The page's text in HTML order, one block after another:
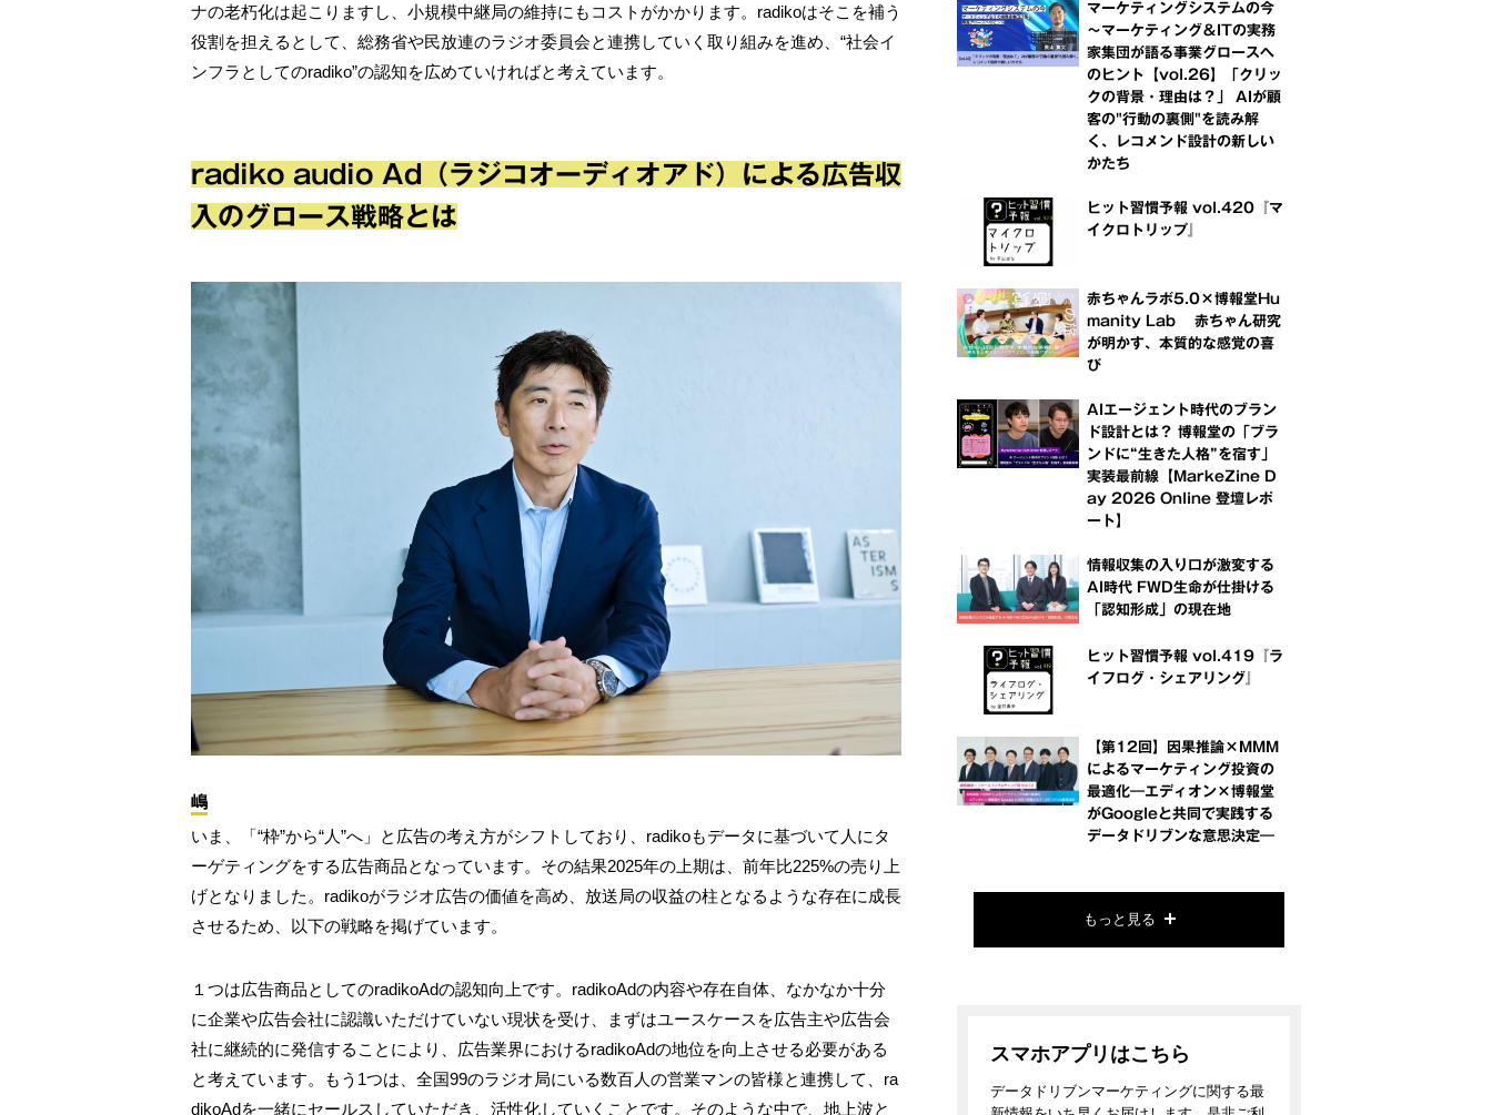
ナの老朽化は起こりますし、小規模中継局の維持にもコストがかかります。radikoはそこを補う
役割を担えるとして、総務省や民放連のラジオ委員会と連携していく取り組みを進め、“社会イ
ンフラとしてのradiko”の認知を広めていければと考えています。
radiko audio Ad（ラジコオーディオアド）による広告収
入のグロース戦略とは
嶋
いま、「“枠”から“人”へ」と広告の考え方がシフトしており、radikoもデータに基づいて人にタ
ーゲティングをする広告商品となっています。その結果2025年の上期は、前年比225%の売り上
げとなりました。radikoがラジオ広告の価値を高め、放送局の収益の柱となるような存在に成長
させるため、以下の戦略を掲げています。
１つは広告商品としてのradikoAdの認知向上です。radikoAdの内容や存在自体、なかなか十分
に企業や広告会社に認識いただけていない現状を受け、まずはユースケースを広告主や広告会
社に継続的に発信することにより、広告業界におけるradikoAdの地位を向上させる必要がある
と考えています。もう1つは、全国99のラジオ局にいる数百人の営業マンの皆様と連携して、ra
dikoAdを一緒にセールスしていただき、活性化していくことです。そのような中で、地上波と
マーケティングシステムの今
～マーケティング＆ITの実務
家集団が語る事業グロースへ
のヒント【vol.26】「クリッ
クの背景・理由は？」 AIが顧
客の"行動の裏側"を読み解
く、レコメンド設計の新しい
かたち
ヒット習慣予報 vol.420『マ
イクロトリップ』
赤ちゃんラボ5.0×博報堂Hu
manity Lab 赤ちゃん研究
が明かす、本質的な感覚の喜
び
AIエージェント時代のブラン
ド設計とは？ 博報堂の「ブラ
ンドに“生きた人格”を宿す」
実装最前線【MarkeZine D
ay 2026 Online 登壇レポ
ート】
情報収集の入り口が激変する
AI時代 FWD生命が仕掛ける
「認知形成」の現在地
ヒット習慣予報 vol.419『ラ
イフログ・シェアリング』
【第12回】因果推論×MMM
によるマーケティング投資の
最適化―エディオン×博報堂
がGoogleと共同で実践する
データドリブンな意思決定―
もっと見る
スマホアプリはこちら
データドリブンマーケティングに関する最